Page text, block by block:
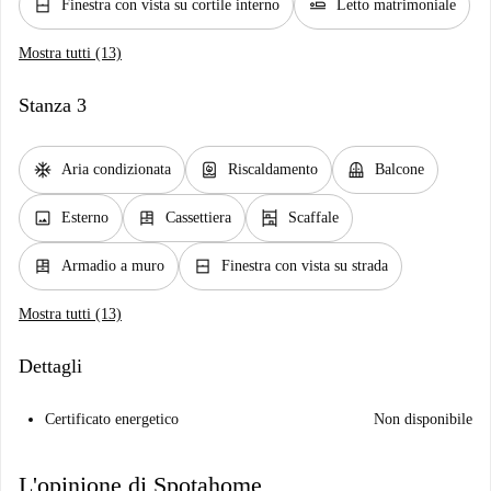
window_closed Finestra con vista su cortile interno airline_seat_flat Letto matrimoniale
Mostra tutti (13)
Stanza 3
ac_unit Aria condizionata water_heater Riscaldamento balcony Balcone
image Esterno dresser Cassettiera shelves Scaffale
dresser Armadio a muro window_closed Finestra con vista su strada
Mostra tutti (13)
Dettagli
Certificato energetico Non disponibile
L'opinione di Spotahome